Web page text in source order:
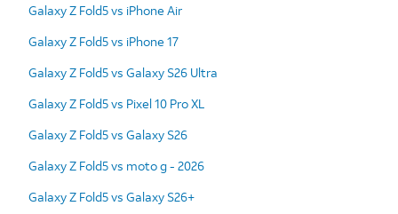
Galaxy Z Fold5 vs iPhone Air
Galaxy Z Fold5 vs iPhone 17
Galaxy Z Fold5 vs Galaxy S26 Ultra
Galaxy Z Fold5 vs Pixel 10 Pro XL
Galaxy Z Fold5 vs Galaxy S26
Galaxy Z Fold5 vs moto g - 2026
Galaxy Z Fold5 vs Galaxy S26+